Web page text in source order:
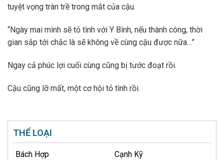
tuyệt vọng tràn trề trong mắt của cậu.
“Ngày mai mình sẽ tỏ tình với Y Bình, nếu thành công, thời
gian sắp tới chắc là sẽ không về cùng cậu được nữa…”
Ngay cả phúc lợi cuối cùng cũng bị tước đoạt rồi.
Cậu cũng lỡ mất, một cơ hội tỏ tình rồi.
THỂ LOẠI
Bách Hợp Cạnh Kỹ